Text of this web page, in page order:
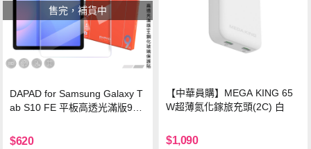
售完，補貨中
DAPAD for Samsung Galaxy T
ab S10 FE 平板高透光滿版9H
$620
【中華員購】MEGA KING 65
W超薄氮化鎵旅充頭(2C) 白
$1,090